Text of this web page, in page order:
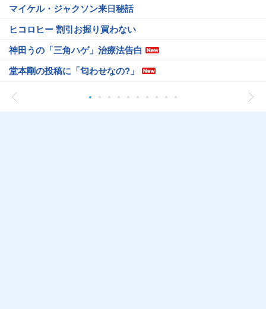
マイケル・ジャクソン来日秘話
ヒコロヒー 割引お握り買わない
神田うの「三角ハゲ」治療法告白
堂本剛の投稿に「匂わせなの?」